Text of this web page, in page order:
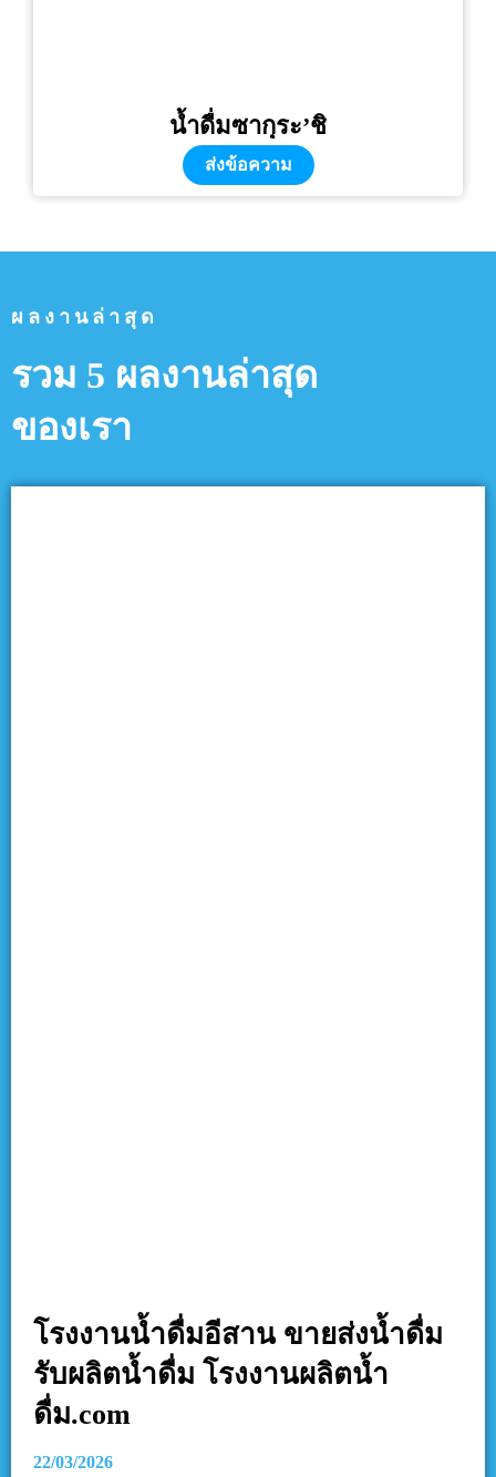
น้ำดื่มซากุระ’ชิ
ส่งข้อความ
ผลงานล่าสุด
รวม 5 ผลงานล่าสุด
ของเรา
โรงงานน้ำดื่มอีสาน ขายส่งน้ำดื่ม
รับผลิตน้ำดื่ม โรงงานผลิตน้ำ
ดื่ม.com
22/03/2026